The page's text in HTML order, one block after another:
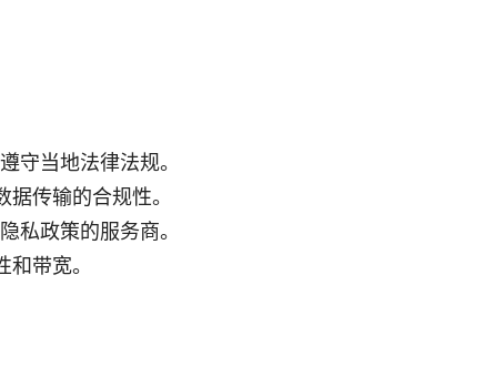
守当地法律法规。
传输的合规性。
私政策的服务商。
带宽。